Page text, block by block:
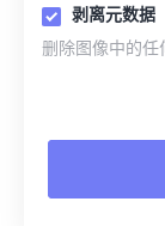
剥离元数据
删除图像中的任